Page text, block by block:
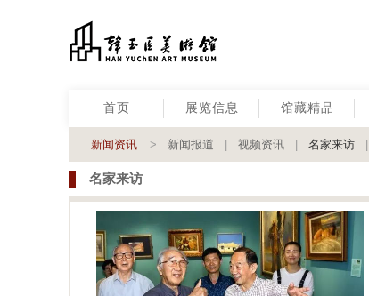
首页 展览信息 馆藏精品
新闻资讯 > 新闻报道 视频资讯 名家来访
名家来访